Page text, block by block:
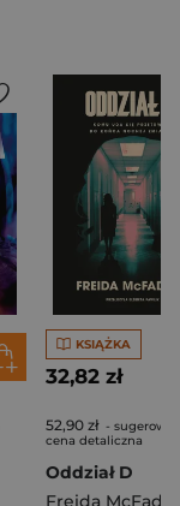
KSIĄŻKA
32,82 zł
52,90 zł -
cena detaliczna
Oddział D
Freida